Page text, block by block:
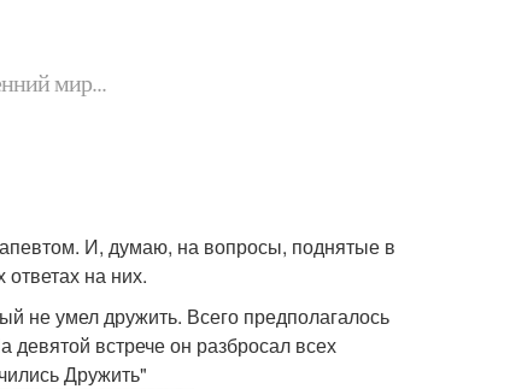
мир...
И, думаю, на вопросы, поднятые в
ответах на них.
не умел дружить. Всего предполагалось
девятой встрече он разбросал всех
Дружить"